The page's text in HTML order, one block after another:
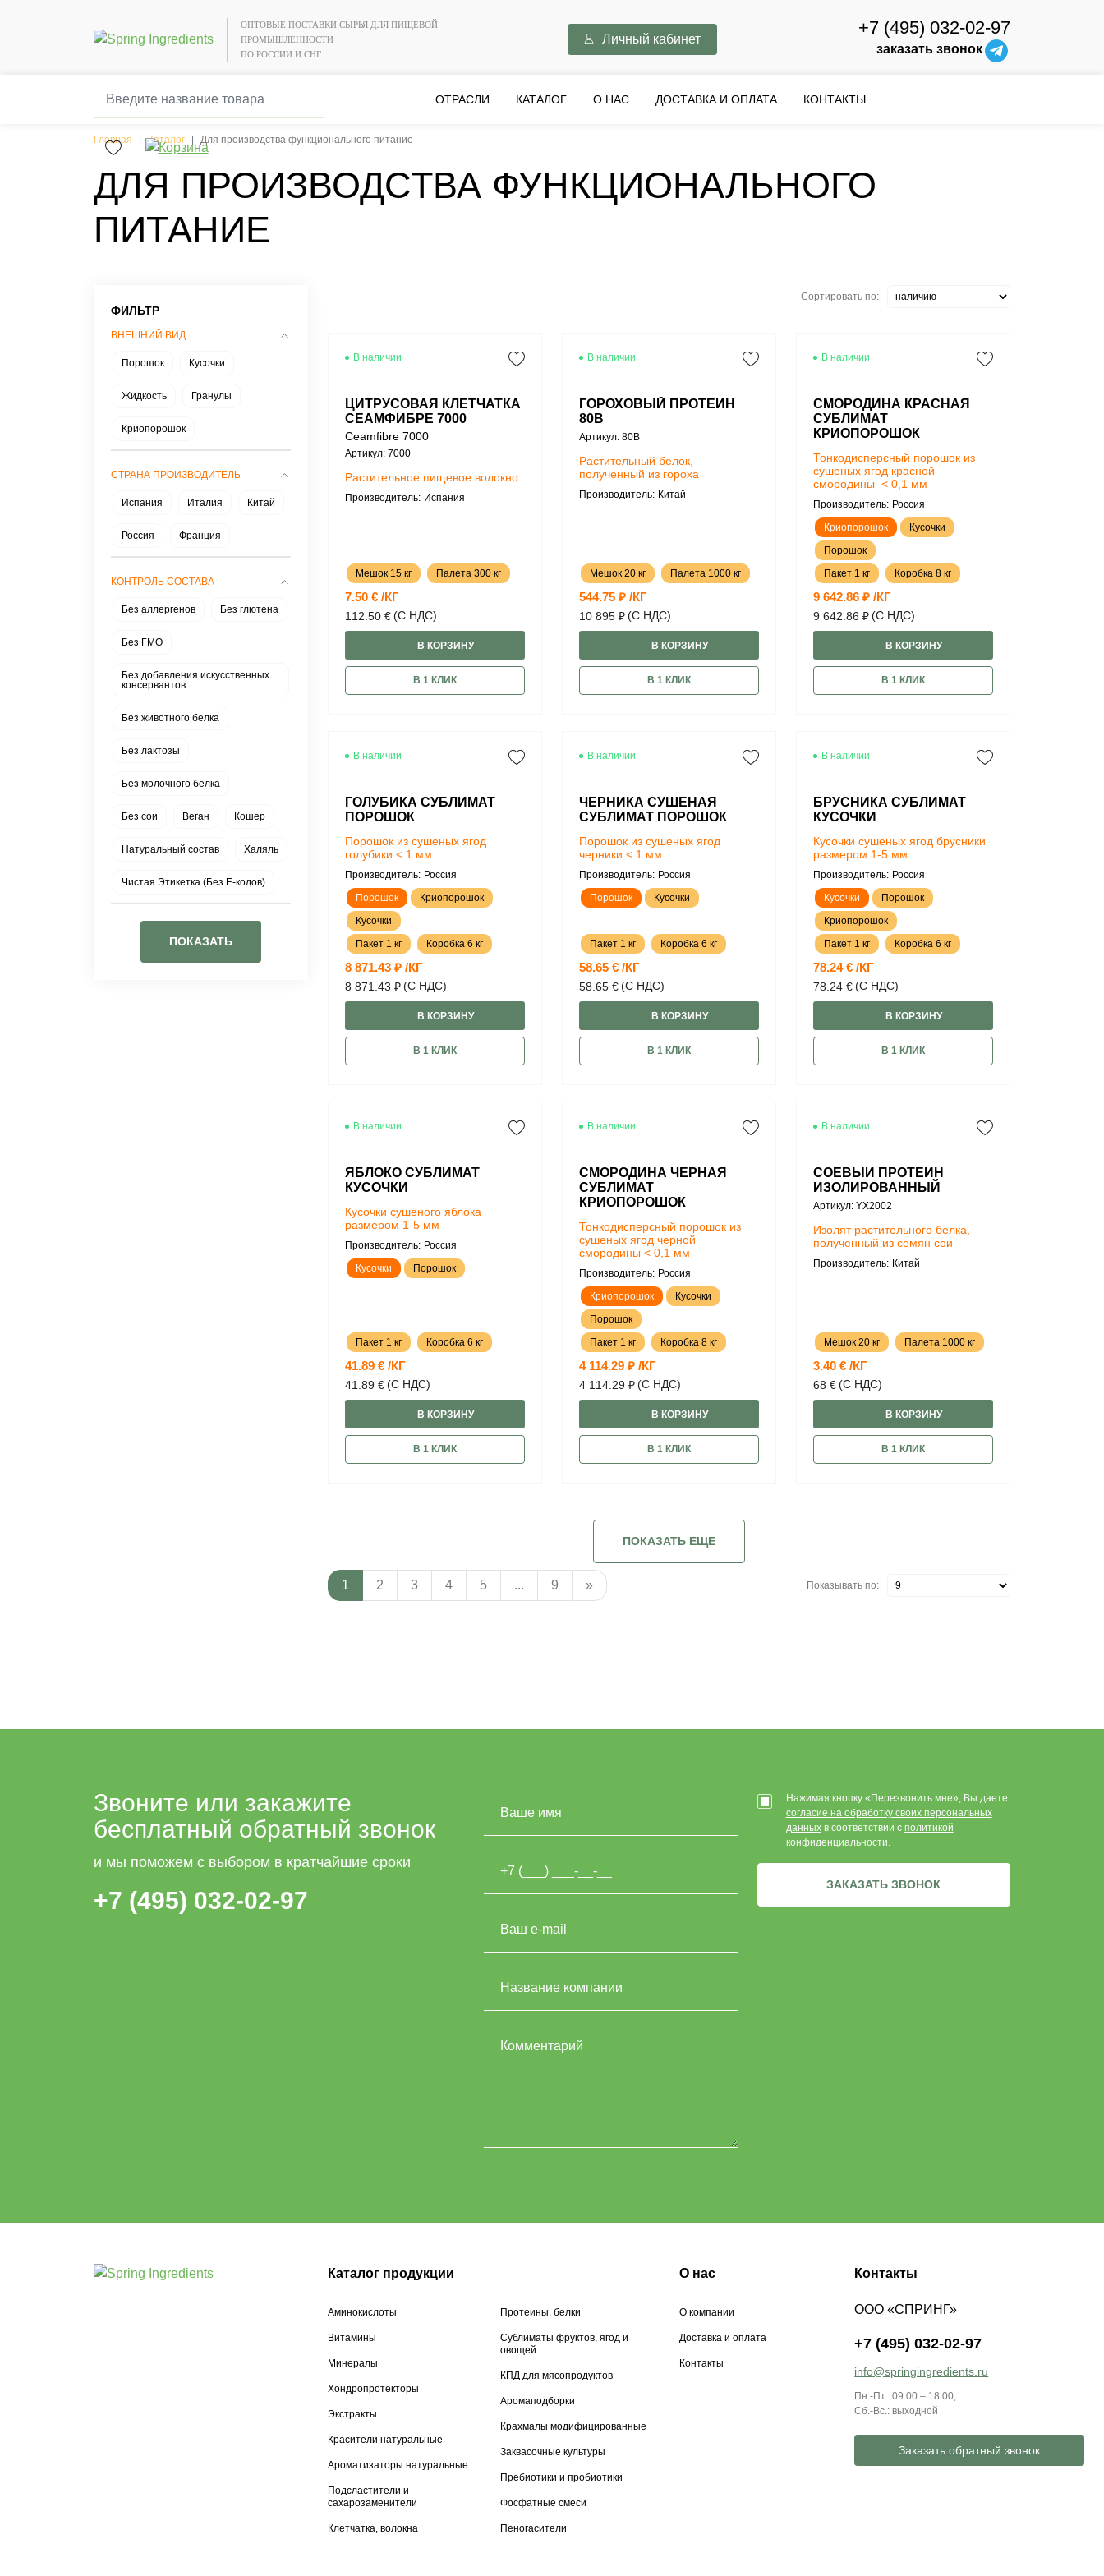
ОПТОВЫЕ ПОСТАВКИ СЫРЬЯ ДЛЯ ПИЩЕВОЙ
ПРОМЫШЛЕННОСТИ
ПО РОССИИ И СНГ
Личный кабинет
+7 (495) 032-02-97
заказать звонок
ОТРАСЛИ КАТАЛОГ О НАС ДОСТАВКА И ОПЛАТА КОНТАКТЫ
Главная Каталог Для производства функционального питание
ДЛЯ ПРОИЗВОДСТВА ФУНКЦИОНАЛЬНОГО
ПИТАНИЕ
ФИЛЬТР
ВНЕШНИЙ ВИД
Порошок Кусочки
Жидкость Гранулы
Криопорошок
СТРАНА ПРОИЗВОДИТЕЛЬ
Испания Италия Китай
Россия Франция
КОНТРОЛЬ СОСТАВА
Без аллергенов Без глютена
Без ГМО
Без добавления искусственных
консервантов
Без животного белка
Без лактозы
Без молочного белка
Без сои Веган Кошер
Натуральный состав Халяль
Чистая Этикетка (Без Е-кодов)
ПОКАЗАТЬ
Сортировать по:
В наличии
ЦИТРУСОВАЯ КЛЕТЧАТКА
СЕАМФИБРЕ 7000
Ceamfibre 7000
Артикул: 7000
Растительное пищевое волокно
Производитель: Испания
Мешок 15 кг Палета 300 кг
7.50 € /КГ
112.50 €(С НДС)
В КОРЗИНУ
В 1 КЛИК
В наличии
ГОРОХОВЫЙ ПРОТЕИН
80B
Артикул: 80B
Растительный белок,
полученный из гороха
Производитель: Китай
Мешок 20 кг Палета 1000 кг
544.75 ₽ /КГ
10 895 ₽(С НДС)
В КОРЗИНУ
В 1 КЛИК
В наличии
СМОРОДИНА КРАСНАЯ
СУБЛИМАТ
КРИОПОРОШОК
Тонкодисперсный порошок из
сушеных ягод красной
смородины < 0,1 мм
Производитель: Россия
Криопорошок
Кусочки
Порошок
Пакет 1 кг
Коробка 8 кг
9 642.86 ₽ /КГ
9 642.86 ₽(С НДС)
В КОРЗИНУ
В 1 КЛИК
В наличии
ГОЛУБИКА СУБЛИМАТ
ПОРОШОК
Порошок из сушеных ягод
голубики < 1 мм
Производитель: Россия
Порошок
Криопорошок
Кусочки
Пакет 1 кг
Коробка 6 кг
8 871.43 ₽ /КГ
8 871.43 ₽(С НДС)
В КОРЗИНУ
В 1 КЛИК
В наличии
ЧЕРНИКА СУШЕНАЯ
СУБЛИМАТ ПОРОШОК
Порошок из сушеных ягод
черники < 1 мм
Производитель: Россия
Порошок
Кусочки
Пакет 1 кг Коробка 6 кг
58.65 € /КГ
58.65 €(С НДС)
В КОРЗИНУ
В 1 КЛИК
В наличии
БРУСНИКА СУБЛИМАТ
КУСОЧКИ
Кусочки сушеных ягод брусники
размером 1-5 мм
Производитель: Россия
Кусочки
Порошок
Криопорошок
Пакет 1 кг
Коробка 6 кг
78.24 € /КГ
78.24 €(С НДС)
В КОРЗИНУ
В 1 КЛИК
В наличии
ЯБЛОКО СУБЛИМАТ
КУСОЧКИ
Кусочки сушеного яблока
размером 1-5 мм
Производитель: Россия
Кусочки
Порошок
Пакет 1 кг Коробка 6 кг
41.89 € /КГ
41.89 €(С НДС)
В КОРЗИНУ
В 1 КЛИК
В наличии
СМОРОДИНА ЧЕРНАЯ
СУБЛИМАТ
КРИОПОРОШОК
Тонкодисперсный порошок из
сушеных ягод черной
смородины < 0,1 мм
Производитель: Россия
Криопорошок
Кусочки
Порошок
Пакет 1 кг
Коробка 8 кг
4 114.29 ₽ /КГ
4 114.29 ₽(С НДС)
В КОРЗИНУ
В 1 КЛИК
В наличии
СОЕВЫЙ ПРОТЕИН
ИЗОЛИРОВАННЫЙ
Артикул: YX2002
Изолят растительного белка,
полученный из семян сои
Производитель: Китай
Мешок 20 кг Палета 1000 кг
3.40 € /КГ
68 €(С НДС)
В КОРЗИНУ
В 1 КЛИК
ПОКАЗАТЬ ЕЩЕ
1 2 3 4 5 ... 9 » Показывать по:
Звоните или закажите
бесплатный обратный звонок
и мы поможем с выбором в кратчайшие сроки
+7 (495) 032-02-97
Нажимая кнопку «Перезвонить мне», Вы даете
согласие на обработку своих персональных
данныхв соответствии с политикой
конфиденциальности.
ЗАКАЗАТЬ ЗВОНОК
Каталог продукции
Аминокислоты
Витамины
Минералы
Хондропротекторы
Экстракты
Красители натуральные
Ароматизаторы натуральные
Подсластители и
сахарозаменители
Клетчатка, волокна
Протеины, белки
Сублиматы фруктов, ягод и
овощей
КПД для мясопродуктов
Аромаподборки
Крахмалы модифицированные
Заквасочные культуры
Пребиотики и пробиотики
Фосфатные смеси
Пеногасители
О нас
О компании
Доставка и оплата
Контакты
Контакты
ООО «СПРИНГ»
+7 (495) 032-02-97
info@springingredients.ru
Пн.-Пт.: 09:00 – 18:00,
Сб.-Вс.: выходной
Заказать обратный звонок